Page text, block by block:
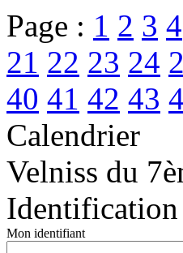
Page : 1 2 3 4
21 22 23 24
40 41 42 43
Calendrier
Velniss du
Identification
Mon identifiant